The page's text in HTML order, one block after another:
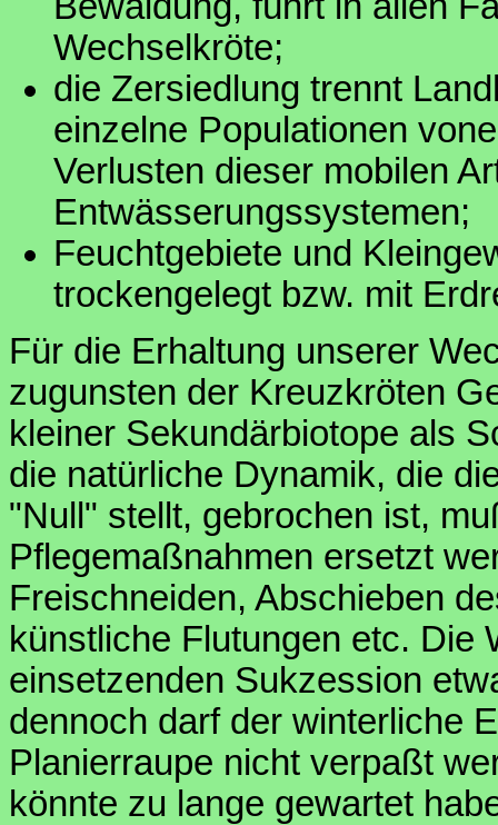
Wechselkröte;
die Zersiedlung trennt
einzelne Populationen
Verlusten dieser mobilen
Entwässerungssystemen;
Feuchtgebiete und
trockengelegt bzw. mit
Für die Erhaltung unserer
zugunsten der Kreuzkröten
kleiner Sekundärbiotope als
die natürliche Dynamik, die
"Null" stellt, gebrochen ist,
Pflegemaßnahmen ersetzt
Freischneiden, Abschieben
künstliche Flutungen etc. Die
einsetzenden Sukzession
dennoch darf der winterliche
Planierraupe nicht verpaßt
könnte zu lange gewartet